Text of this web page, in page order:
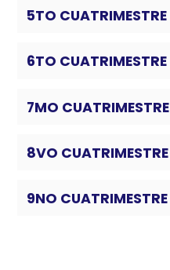
5TO CUATRIMESTRE
6TO CUATRIMESTRE
7MO CUATRIMESTRE
8VO CUATRIMESTRE
9NO CUATRIMESTRE